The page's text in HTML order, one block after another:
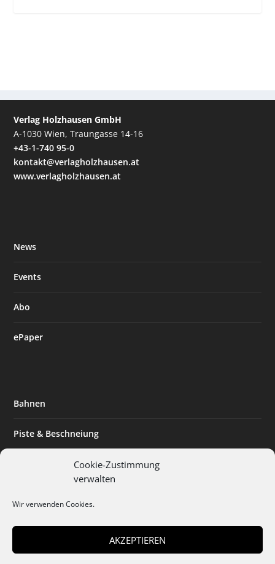
Cookie-Zustimmung
verwalten
Wir verwenden Cookies.
AKZEPTIEREN
Verlag Holzhausen GmbH
A-1030 Wien, Traungasse 14-16
+43-1-740 95-0
kontakt@verlagholzhausen.at
www.verlagholzhausen.at
News
Events
Abo
ePaper
Bahnen
Piste & Beschneiung
Expertise & Technik